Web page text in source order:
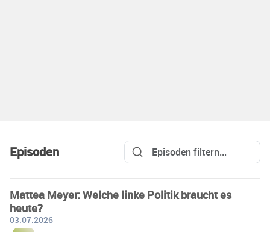
Episoden
Mattea Meyer: Welche linke Politik braucht es
heute?
03.07.2026